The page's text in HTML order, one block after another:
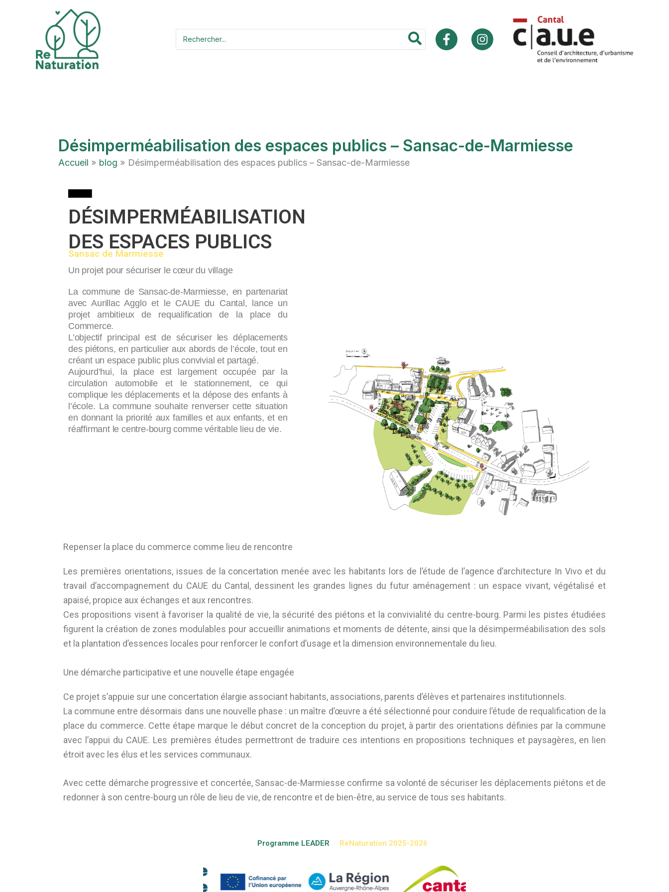
for:
Désimperméabilisation des espaces publics – Sansac-de-Marmiesse
Accueil blog Désimperméabilisation des espaces publics – Sansac-de-Marmiesse
DÉSIMPERMÉABILISATION
DES ESPACES PUBLICS
Sansac de Marmiesse
Un projet pour sécuriser le cœur du village
La commune de Sansac-de-Marmiesse, en partenariat
avec Aurillac Agglo et le CAUE du Cantal, lance un
projet ambitieux de requalification de la place du
Commerce.
L’objectif principal est de sécuriser les déplacements
des piétons, en particulier aux abords de l’école, tout en
créant un espace public plus convivial et partagé.
Aujourd’hui, la place est largement occupée par la
circulation automobile et le stationnement, ce qui
complique les déplacements et la dépose des enfants à
l’école. La commune souhaite renverser cette situation
en donnant la priorité aux familles et aux enfants, et en
réaffirmant le centre-bourg comme véritable lieu de vie.
Repenser la place du commerce comme lieu de rencontre
Les premières orientations, issues de la concertation menée avec les habitants lors de l’étude de l’agence d’architecture In Vivo et du
travail d’accompagnement du CAUE du Cantal, dessinent les grandes lignes du futur aménagement : un espace vivant, végétalisé et
apaisé, propice aux échanges et aux rencontres.
Ces propositions visent à favoriser la qualité de vie, la sécurité des piétons et la convivialité du centre-bourg. Parmi les pistes étudiées
figurent la création de zones modulables pour accueillir animations et moments de détente, ainsi que la désimperméabilisation des sols
et la plantation d’essences locales pour renforcer le confort d’usage et la dimension environnementale du lieu.
Une démarche participative et une nouvelle étape engagée
Ce projet s’appuie sur une concertation élargie associant habitants, associations, parents d’élèves et partenaires institutionnels.
La commune entre désormais dans une nouvelle phase : un maître d’œuvre a été sélectionné pour conduire l’étude de requalification de la
place du commerce. Cette étape marque le début concret de la conception du projet, à partir des orientations définies par la commune
avec l’appui du CAUE. Les premières études permettront de traduire ces intentions en propositions techniques et paysagères, en lien
étroit avec les élus et les services communaux.
Avec cette démarche progressive et concertée, Sansac-de-Marmiesse confirme sa volonté de sécuriser les déplacements piétons et de
redonner à son centre-bourg un rôle de lieu de vie, de rencontre et de bien-être, au service de tous ses habitants.
Programme LEADER ReNaturation 2025-2026